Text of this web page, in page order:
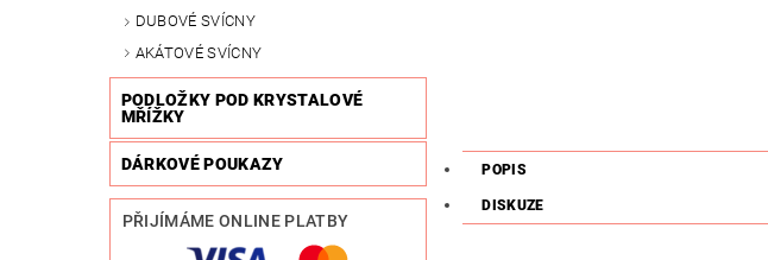
DUBOVÉ SVÍCNY
AKÁTOVÉ SVÍCNY
PODLOŽKY POD KRYSTALOVÉ
MŘÍŽKY
DÁRKOVÉ POUKAZY
PŘIJÍMÁME ONLINE PLATBY
POPIS
DISKUZE